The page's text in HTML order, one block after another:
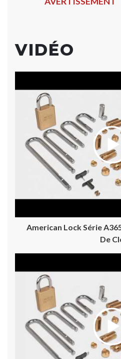
VIDÉO
American Lock Série
De